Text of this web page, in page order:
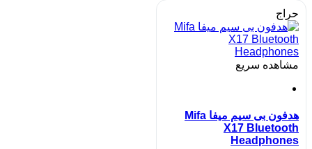
حراج
مشاهده سریع
هدفون بی سیم میفا Mifa
X17 Bluetooth
Headphones